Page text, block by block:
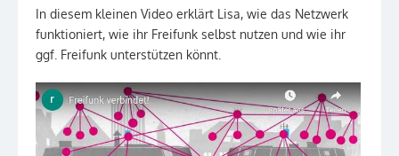
In diesem kleinen Video erklärt Lisa, wie das Netzwerk
funktioniert, wie ihr Freifunk selbst nutzen und wie ihr
ggf. Freifunk unterstützen könnt.